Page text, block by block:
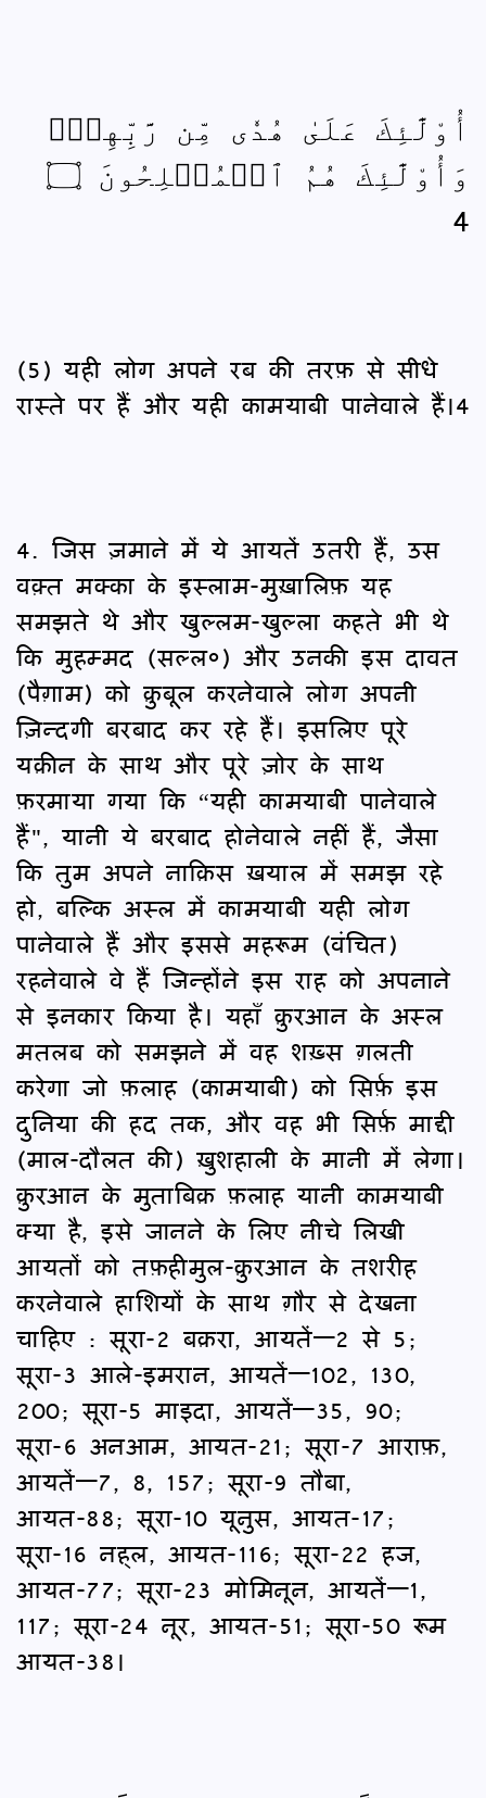
أُوْلَٰٓئِكَ عَلَىٰ هُدٗى مِّن رَّبِّهِمۡۖ
وَأُوْلَٰٓئِكَ هُمُ ٱلۡمُفۡلِحُونَ ۝
4
(5) यही लोग अपने रब की तरफ़ से सीधे
रास्ते पर हैं और यही कामयाबी पानेवाले हैं।4
4. जिस ज़माने में ये आयतें उतरी हैं, उस
वक़्त मक्का के इस्लाम-मुख़ालिफ़ यह
समझते थे और खुल्लम-खुल्ला कहते भी थे
कि मुहम्मद (सल्ल०) और उनकी इस दावत
(पैग़ाम) को क़ुबूल करनेवाले लोग अपनी
ज़िन्दगी बरबाद कर रहे हैं। इसलिए पूरे
यक़ीन के साथ और पूरे ज़ोर के साथ
फ़रमाया गया कि “यही कामयाबी पानेवाले
हैं", यानी ये बरबाद होनेवाले नहीं हैं, जैसा
कि तुम अपने नाक़िस ख़याल में समझ रहे
हो, बल्कि अस्ल में कामयाबी यही लोग
पानेवाले हैं और इससे महरूम (वंचित)
रहनेवाले वे हैं जिन्होंने इस राह को अपनाने
से इनकार किया है। यहाँ क़ुरआन के अस्ल
मतलब को समझने में वह शख़्स ग़लती
करेगा जो फ़लाह (कामयाबी) को सिर्फ़ इस
दुनिया की हद तक, और वह भी सिर्फ़ माद्दी
(माल-दौलत की) ख़ुशहाली के मानी में लेगा।
क़ुरआन के मुताबिक़ फ़लाह यानी कामयाबी
क्या है, इसे जानने के लिए नीचे लिखी
आयतों को तफ़हीमुल-क़ुरआन के तशरीह
करनेवाले हाशियों के साथ ग़ौर से देखना
चाहिए : सूरा-2 बक़रा, आयतें—2 से 5;
सूरा-3 आले-इमरान, आयतें—102, 130,
200; सूरा-5 माइदा, आयतें—35, 90;
सूरा-6 अनआम, आयत-21; सूरा-7 आराफ़,
आयतें—7, 8, 157; सूरा-9 तौबा,
आयत-88; सूरा-10 यूनुस, आयत-17;
सूरा-16 नह्‌ल, आयत-116; सूरा-22 हज,
आयत-77; सूरा-23 मोमिनून, आयतें—1,
117; सूरा-24 नूर, आयत-51; सूरा-50 रूम
आयत-38।